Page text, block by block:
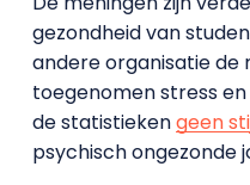
gezondheid van
andere organisatie de
toegenomen stress
de statistiekengeen
psychisch ongezonde